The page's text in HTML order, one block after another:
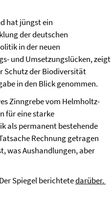
hat jüngst ein
der deutschen
in der neuen
und Umsetzungslücken, zeigt
Schutz der Biodiversität
in den Blick genommen.
Zinngrebe vom Helmholtz-
für eine starke
als permanent bestehende
Rechnung getragen
was Aushandlungen, aber
Spiegel berichtetedarüber.